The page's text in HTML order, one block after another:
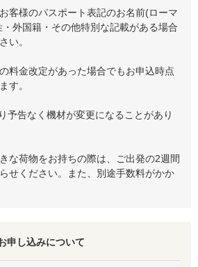
客様のパスポート表記のお名前(ローマ
外国籍・その他特別な記載がある場合
い。
料金改定があった場合でもお申込時点
す。
予告なく機材が変更になることがあり
な荷物をお持ちの際は、ご出発の2週間
せください。また、別途手数料がかか
申し込みについて